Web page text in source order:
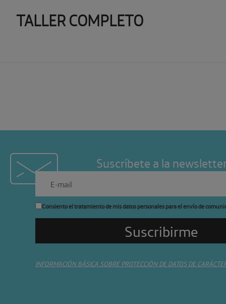
TALLER COMPLETO
Suscríbete a la
Consiento el tratamiento de mis datos personales para el envío de
INFORMACIÓN BÁSICA SOBRE PROTECCIÓN DE DATOS DE